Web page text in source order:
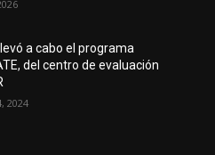
a cabo el programa
del centro de evaluación
2024